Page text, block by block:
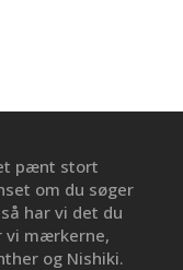
pænt stort
om du søger
har vi det du
vi mærkerne,
og Nishiki.